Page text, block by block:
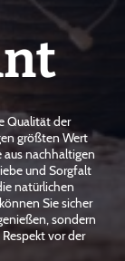
Qualität der
größten Wert
aus nachhaltigen
und Sorgfalt
natürlichen
Sie sicher
sondern
vor der